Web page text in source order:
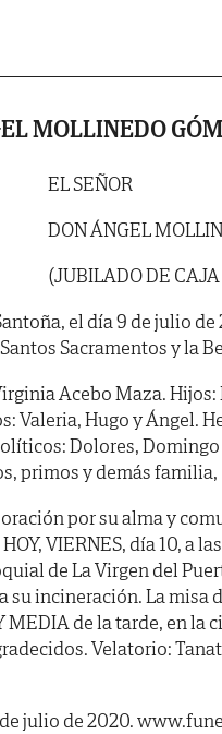
MOLLINEDO
EL SEÑOR
DON ÁNGEL
(JUBILADO DE
el día 9 de julio
Sacramentos y la
Acebo Maza.
Valeria, Hugo y Ángel.
Dolores,
primos y demás familia,
por su alma y
VIERNES, día 10, a
de La Virgen del
su incineración. La misa
MEDIA de la tarde, en
Velatorio:
julio de 2020.